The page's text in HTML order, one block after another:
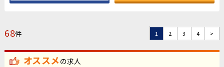
68件 1 2 3 4 >
オススメの求人